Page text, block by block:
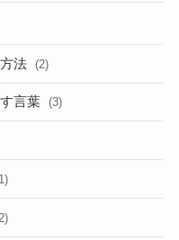
法 (2)
言葉 (3)